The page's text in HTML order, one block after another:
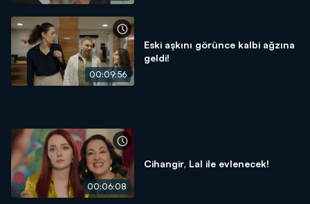
00:09:56
Eski aşkını görünce kalbi ağzına
geldi!
00:06:08
Cihangir, Lal ile evlenecek!